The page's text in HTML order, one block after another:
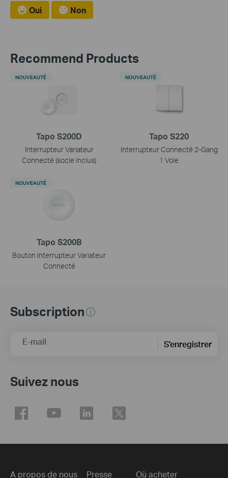
Oui Non
Recommend Products
Tapo S200D
Interrupteur Variateur
Connecté (socle inclus)
NOUVEAUTÉ
Tapo S220
Interrupteur Connecté 2-Gang
1 Voie
NOUVEAUTÉ
Tapo S200B
Bouton Interrupteur Variateur
Connecté
NOUVEAUTÉ
Subscription
E-mail S'enregistrer
Suivez nous
A propos de nous Presse Où acheter